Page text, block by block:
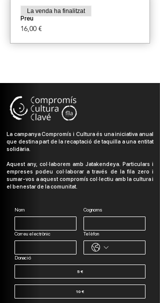
Preu
16,00 €
La venda ha finalitzat
La campanya Compromís i Cultura és una iniciativa anual
que destina part de la recaptació de taquilla a una entitat
solidària.
Aquest any, col·laborem amb Jatakendeya. Particulars i
empreses podeu col·laborar a través de la fila zero i
sumar-vos a aquest compromís col·lectiu amb la cultura i
el benestar de la comunitat.
Nom Cognoms
Correu electrònic Telèfon
Donació
5 €
10 €